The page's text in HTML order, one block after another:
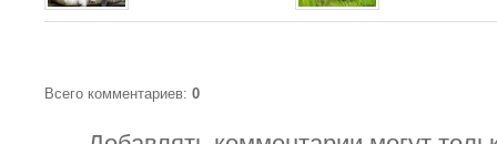
Всего комментариев: 0